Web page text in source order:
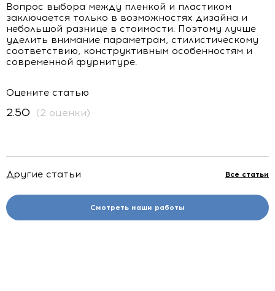
Вопрос выбора между пленкой и пластиком
заключается только в возможностях дизайна и
небольшой разнице в стоимости. Поэтому лучше
уделить внимание параметрам, стилистическому
соответствию, конструктивным особенностям и
современной фурнитуре.
Оцените статью
2.50 (2 оценки)
Другие статьи Все статьи
Смотреть наши работы